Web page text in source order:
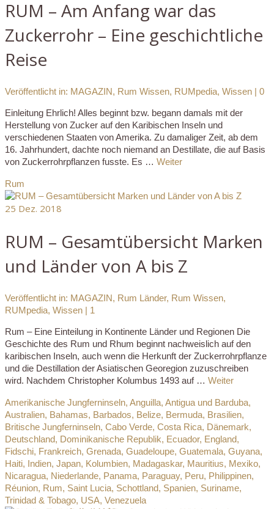
RUM – Am Anfang war das
Zuckerrohr – Eine geschichtliche
Reise
Veröffentlicht in: MAGAZIN, Rum Wissen, RUMpedia, Wissen | 0
Einleitung Ehrlich! Alles beginnt bzw. begann damals mit der
Herstellung von Zucker auf den Karibischen Inseln und
verschiedenen Staaten von Amerika. Zu damaliger Zeit, ab dem
16. Jahrhundert, dachte noch niemand an Destillate, die auf Basis
von Zuckerrohrpflanzen fusste. Es … Weiter
Rum
25 Dez. 2018
RUM – Gesamtübersicht Marken
und Länder von A bis Z
Veröffentlicht in: MAGAZIN, Rum Länder, Rum Wissen,
RUMpedia, Wissen | 1
Rum – Eine Einteilung in Kontinente Länder und Regionen Die
Geschichte des Rum und Rhum beginnt nachweislich auf den
karibischen Inseln, auch wenn die Herkunft der Zuckerrohrpflanze
und die Destillation der Asiatischen Georegion zuzuschreiben
wird. Nachdem Christopher Kolumbus 1493 auf … Weiter
Amerikanische Jungferninseln, Anguilla, Antigua und Barduba,
Australien, Bahamas, Barbados, Belize, Bermuda, Brasilien,
Britische Jungferninseln, Cabo Verde, Costa Rica, Dänemark,
Deutschland, Dominikanische Republik, Ecuador, England,
Fidschi, Frankreich, Grenada, Guadeloupe, Guatemala, Guyana,
Haiti, Indien, Japan, Kolumbien, Madagaskar, Mauritius, Mexiko,
Nicaragua, Niederlande, Panama, Paraguay, Peru, Philippinen,
Réunion, Rum, Saint Lucia, Schottland, Spanien, Suriname,
Trinidad & Tobago, USA, Venezuela